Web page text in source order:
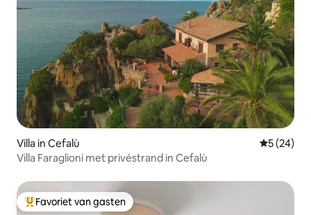
Villa in Cefalù
5 (24)
Villa Faraglioni met privéstrand in Cefalù
Topfavoriet van gasten
Favoriet van gasten